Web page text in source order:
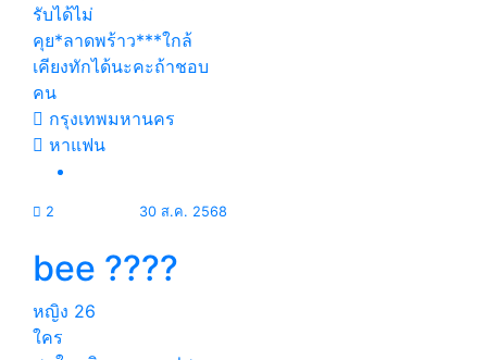
รับได้ไม่
คุย*ลาดพร้าว***ใกล้
เคียงทักได้นะคะถ้าชอบ
คน
กรุงเทพมหานคร
หาแฟน
2 30 ส.ค. 2568
bee ????
หญิง 26
ใคร